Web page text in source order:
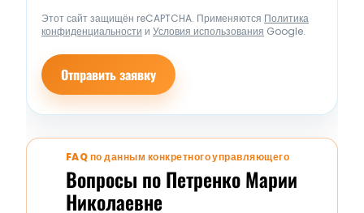
Этот сайт защищён reCAPTCHA. Применяются Политика
конфиденциальности и Условия использования Google.
Отправить заявку
FAQ по данным конкретного управляющего
Вопросы по Петренко Марии
Николаевне